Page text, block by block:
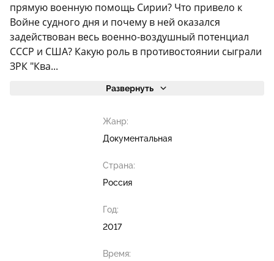
прямую военную помощь Сирии? Что привело к
Войне судного дня и почему в ней оказался
задействован весь военно-воздушный потенциал
СССР и США? Какую роль в противостоянии сыграли
ЗРК "Ква...
Развернуть
Жанр:
Документальная
Страна:
Россия
Год:
2017
Время: